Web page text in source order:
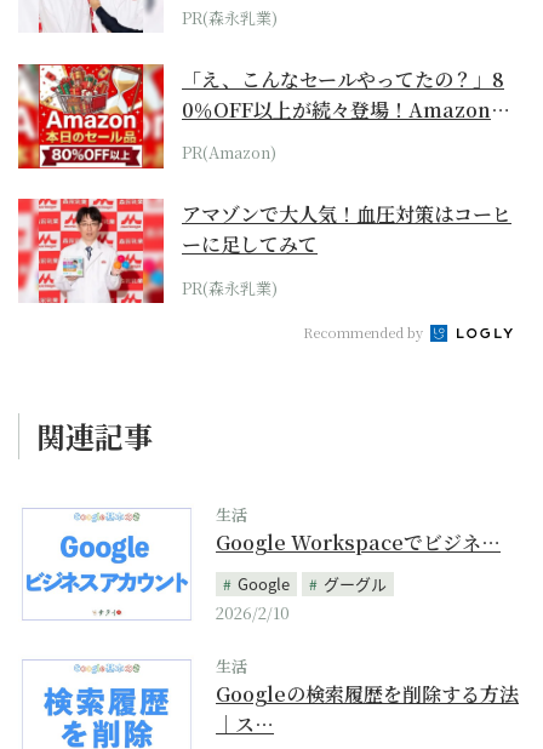
PR(森永乳業)
「え、こんなセールやってたの？」8
0％OFF以上が続々登場！Amazonの
本気が...
PR(Amazon)
アマゾンで大人気！血圧対策はコーヒ
ーに足してみて
PR(森永乳業)
Recommended by
関連記事
生活
Google Workspaceでビジネ…
Google
グーグル
2026/2/10
生活
Googleの検索履歴を削除する方法
｜ス…